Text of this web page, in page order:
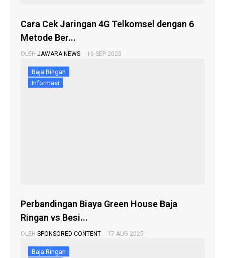
Cara Cek Jaringan 4G Telkomsel dengan 6
Metode Ber...
OLEH JAWARA NEWS 16 SEP 2025
Baja Ringan
Informasi
Perbandingan Biaya Green House Baja
Ringan vs Besi...
OLEH SPONSORED CONTENT 17 AUG 2025
Baja Ringan